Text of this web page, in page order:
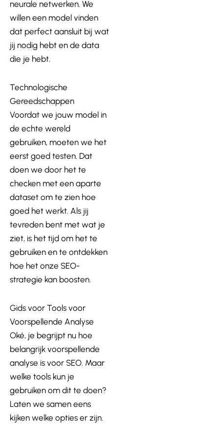
neurale netwerken. We
willen een model vinden
dat perfect aansluit bij wat
jij nodig hebt en de data
die je hebt.
Technologische
Gereedschappen
Voordat we jouw model in
de echte wereld
gebruiken, moeten we het
eerst goed testen. Dat
doen we door het te
checken met een aparte
dataset om te zien hoe
goed het werkt. Als jij
tevreden bent met wat je
ziet, is het tijd om het te
gebruiken en te ontdekken
hoe het onze SEO-
strategie kan boosten.
Gids voor Tools voor
Voorspellende Analyse
Oké, je begrijpt nu hoe
belangrijk voorspellende
analyse is voor SEO. Maar
welke tools kun je
gebruiken om dit te doen?
Laten we samen eens
kijken welke opties er zijn.